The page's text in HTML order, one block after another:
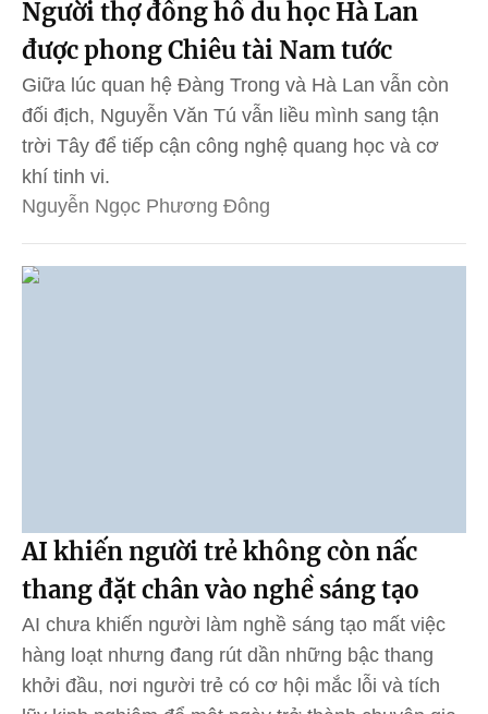
Người thợ đồng hồ du học Hà Lan
được phong Chiêu tài Nam tước
Giữa lúc quan hệ Đàng Trong và Hà Lan vẫn còn
đối địch, Nguyễn Văn Tú vẫn liều mình sang tận
trời Tây để tiếp cận công nghệ quang học và cơ
khí tinh vi.
Nguyễn Ngọc Phương Đông
AI khiến người trẻ không còn nấc
thang đặt chân vào nghề sáng tạo
AI chưa khiến người làm nghề sáng tạo mất việc
hàng loạt nhưng đang rút dần những bậc thang
khởi đầu, nơi người trẻ có cơ hội mắc lỗi và tích